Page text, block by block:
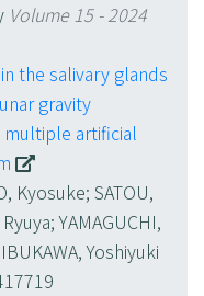
Volume 15 - 2024
the salivary glands
gravity
artificial
Kyosuke; SATOU,
YAMAGUCHI,
Yoshiyuki